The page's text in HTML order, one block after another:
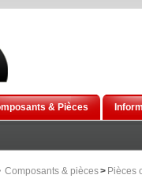
& Pièces
Composants & pièces> Pièces